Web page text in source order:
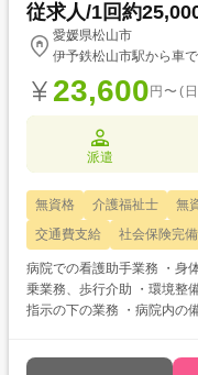
従求人/1回約
愛媛県松山市
伊予鉄松山市駅から車
23,600 円〜(
派遣
無資格 介護福祉士 無
交通費支給
社会保険完備
病院での看護助手業務 ・身
乗業務、歩行介助 ・環境整
指示の下の業務 ・病院内の